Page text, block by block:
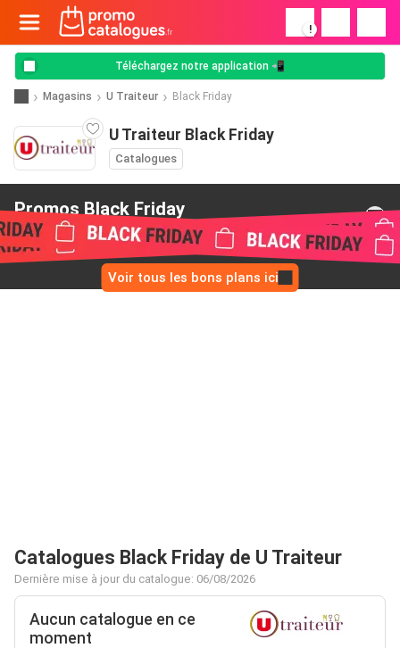
!
Téléchargez notre application 📲
Magasins U Traiteur Black Friday
U Traiteur Black Friday
Catalogues
Promos Black Friday
de U Traiteur
Voir tous les bons plans ici
Catalogues Black Friday de U Traiteur
Dernière mise à jour du catalogue: 06/08/2026
Aucun catalogue en ce
moment